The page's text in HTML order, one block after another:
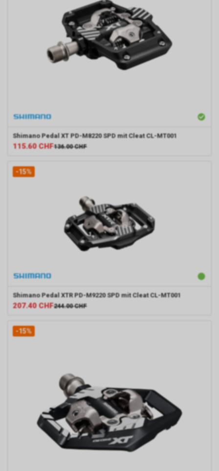
Shimano Pedal XT PD-M8220 SPD mit Cleat CL-MT001
115.60 CHF136.00 CHF
-15%
Shimano Pedal XTR PD-M9220 SPD mit Cleat CL-MT001
207.40 CHF244.00 CHF
-15%